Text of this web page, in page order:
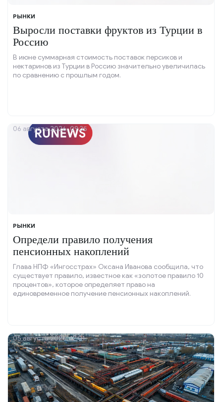
РЫНКИ
Выросли поставки фруктов из Турции в
Россию
В июне суммарная стоимость поставок персиков и
нектаринов из Турции в Россию значительно увеличилась
по сравнению с прошлым годом.
РЫНКИ
Определи правило получения
пенсионных накоплений
Глава НПФ «Ингосстрах» Оксана Иванова сообщила, что
существует правило, известное как «золотое правило 10
процентов», которое определяет право на
единовременное получение пенсионных накоплений.
06 августа 2026, 09:35
05 августа 2026, 12:01